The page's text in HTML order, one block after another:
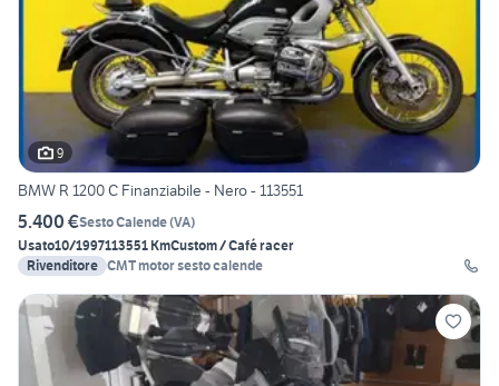
9
BMW R 1200 C Finanziabile - Nero - 113551
5.400 €Sesto Calende(VA)
Usato10/1997113551 KmCustom / Café racer
Rivenditore CMT motor sesto calende